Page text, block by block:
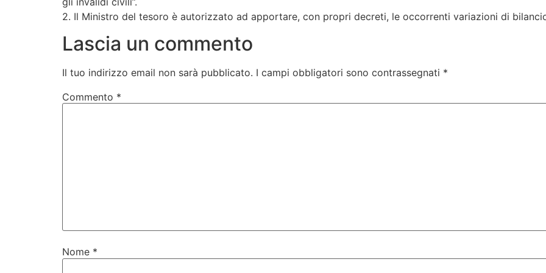
2. Il Ministro del tesoro è autorizzato ad apportare, con propri decreti, le occorrenti variazioni di
Lascia un commento
Il tuo indirizzo email non sarà pubblicato. I campi obbligatori sono contrassegnati *
Commento *
Nome *